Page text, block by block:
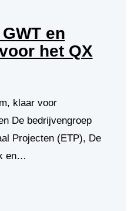
en
het QX
klaar voor
De bedrijvengroep
Projecten (ETP), De
en…